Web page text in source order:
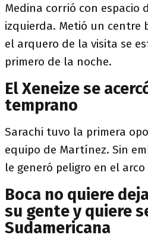
Medina corrió con espacio
izquierda. Metió un centre
el arquero de la visita se
primero de la noche.
El Xeneize se
temprano
Sarachi tuvo la primera
equipo de Martínez. Sin
le generó peligro en el
Boca no quiere
su gente y quiere
Sudamericana